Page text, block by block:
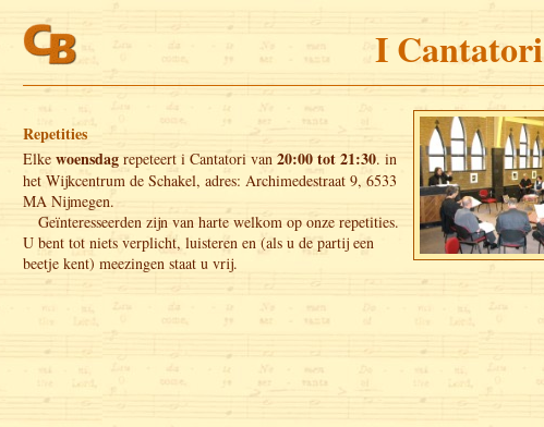
I Cantatori
Repetities
Elke woensdag repeteert i Cantatori van 20:00 tot 21:30. in
het Wijkcentrum de Schakel, adres: Archimedestraat 9, 6533
MA Nijmegen.
Geïnteresseerden zijn van harte welkom op onze repetities.
U bent tot niets verplicht, luisteren en (als u de partij een
beetje kent) meezingen staat u vrij.